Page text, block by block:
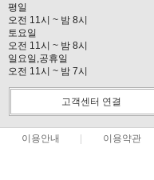
평일
오전 11시 ~ 밤 8시
토요일
오전 11시 ~ 밤 8시
일요일,공휴일
오전 11시 ~ 밤 7시
고객센터 연결
이용안내 이용약관